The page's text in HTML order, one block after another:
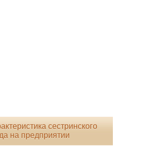
сестринского
на предприятии